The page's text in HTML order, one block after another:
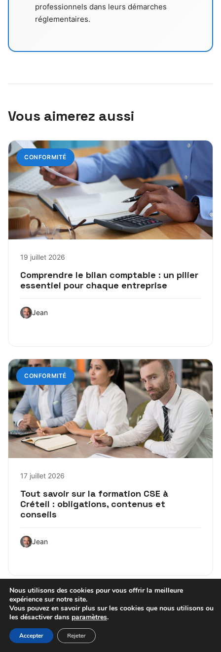
professionnels dans leurs démarches
réglementaires.
Vous aimerez aussi
CONFORMITÉ
19 juillet 2026
Comprendre le bilan comptable : un pilier
essentiel pour chaque entreprise
Jean
CONFORMITÉ
17 juillet 2026
Tout savoir sur la formation CSE à
Créteil : obligations, contenus et
conseils
Jean
Nous utilisons des cookies pour vous offrir la meilleure
expérience sur notre site.
Vous pouvez en savoir plus sur les cookies que nous utilisons ou
les désactiver dans paramètres.
Accepter Rejeter